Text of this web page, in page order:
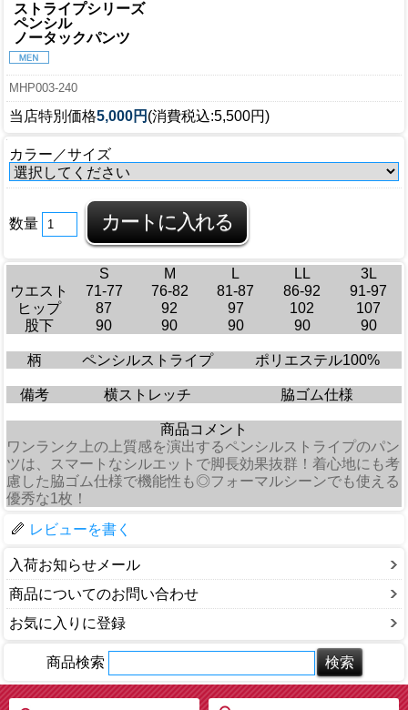
ストライプシリーズ
ペンシル
ノータックパンツ
MHP003-240
当店特別価格5,000円 (消費税込:5,500円)
カラー／サイズ
数量
S M L LL
3L
ウエスト
71-77 76-82 81-87 86-92
91-97
ヒップ
87 92 97 102
107
股下
90 90 90 90 90
柄 ペンシルストライプ ポリエステル100%
備考 横ストレッチ 脇ゴム仕様
商品コメント
ワンランク上の上質感を演出するペンシルストライプのパン
ツは、スマートなシルエットで脚長効果抜群！着心地にも考
慮した脇ゴム仕様で機能性も◎フォーマルシーンでも使える
優秀な1枚！
レビューを書く
入荷お知らせメール
商品についてのお問い合わせ
お気に入りに登録
商品検索